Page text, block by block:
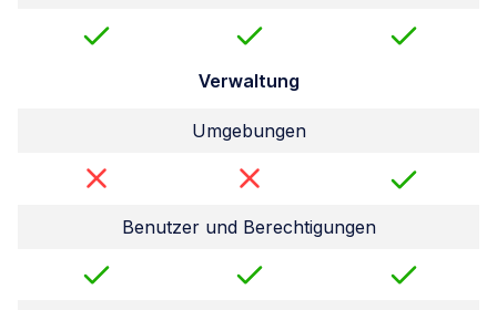
Verwaltung
Umgebungen
Benutzer und Berechtigungen